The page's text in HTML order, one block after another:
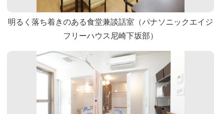
明るく落ち着きのある食堂兼談話室（パナソニックエイジ
フリーハウス尼崎下坂部）